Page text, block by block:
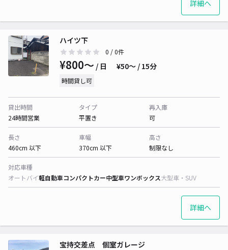
詳細へ
ハイツ下
0 / 0件
¥800〜 / 日 ¥50〜 / 15分
時間貸し可
貸出時間
24時間営業
タイプ
平置き
再入庫
可
長さ
460cm 以下
車幅
370cm 以下
高さ
制限なし
対応車種
オートバイ軽自動車コンパクトカー中型車ワンボックス大型車・SUV
詳細へ
宝持交差点 個室ガレージ